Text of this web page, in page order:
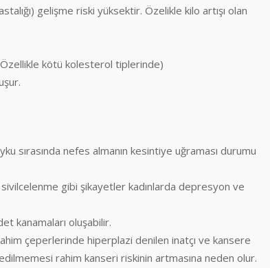
gelişme riski yüksektir. Özelikle kilo artışı olan
kötü kolesterol tiplerinde)
sırasında nefes almanın kesintiye uğraması durumu
gibi şikayetler kadınlarda depresyon ve
kanamaları oluşabilir.
çeperlerinde hiperplazi denilen inatçı ve kansere
rahim kanseri riskinin artmasına neden olur.